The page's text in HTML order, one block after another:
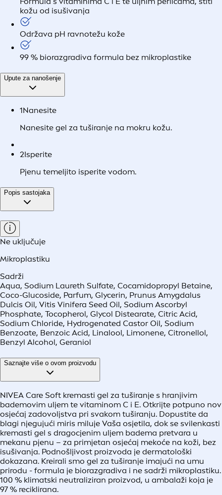
kožu od isušivanja
Održava pH ravnotežu kože
99 % biorazgradiva formula bez mikroplastike
Upute za nanošenje
1Nanesite
Nanesite gel za tuširanje na mokru kožu.
2Isperite
Pjenu temeljito isperite vodom.
Popis sastojaka
Ne uključuje
Mikroplastiku
Sadrži
Aqua, Sodium Laureth Sulfate, Cocamidopropyl Betaine,
Coco-Glucoside, Parfum, Glycerin, Prunus Amygdalus
Dulcis Oil, Vitis Vinifera Seed Oil, Sodium Ascorbyl
Phosphate, Tocopherol, Glycol Distearate, Citric Acid,
Sodium Chloride, Hydrogenated Castor Oil, Sodium
Benzoate, Benzoic Acid, Linalool, Limonene, Citronellol,
Benzyl Alcohol, Geraniol
Saznajte više o ovom proizvodu
NIVEA Care Soft kremasti gel za tuširanje s hranjivim
bademovim uljem te vitaminom C i E. Otkrijte potpuno nov
osjećaj zadovoljstva pri svakom tuširanju. Dopustite da
blagi njegujući miris miluje Vaša osjetila, dok se svilenkasti
kremasti gel s dragocjenim uljem badema pretvara u
mekanu pjenu – za primjetan osjećaj mekoće na koži, bez
isušivanja. Podnošljivost proizvoda je dermatološki
dokazana. Kreirali smo gel za tuširanje imajući na umu
prirodu - formula je biorazgradiva i ne sadrži mikroplastiku.
100 % klimatski neutraliziran proizvod, u ambalaži koja je
97 % reciklirana.